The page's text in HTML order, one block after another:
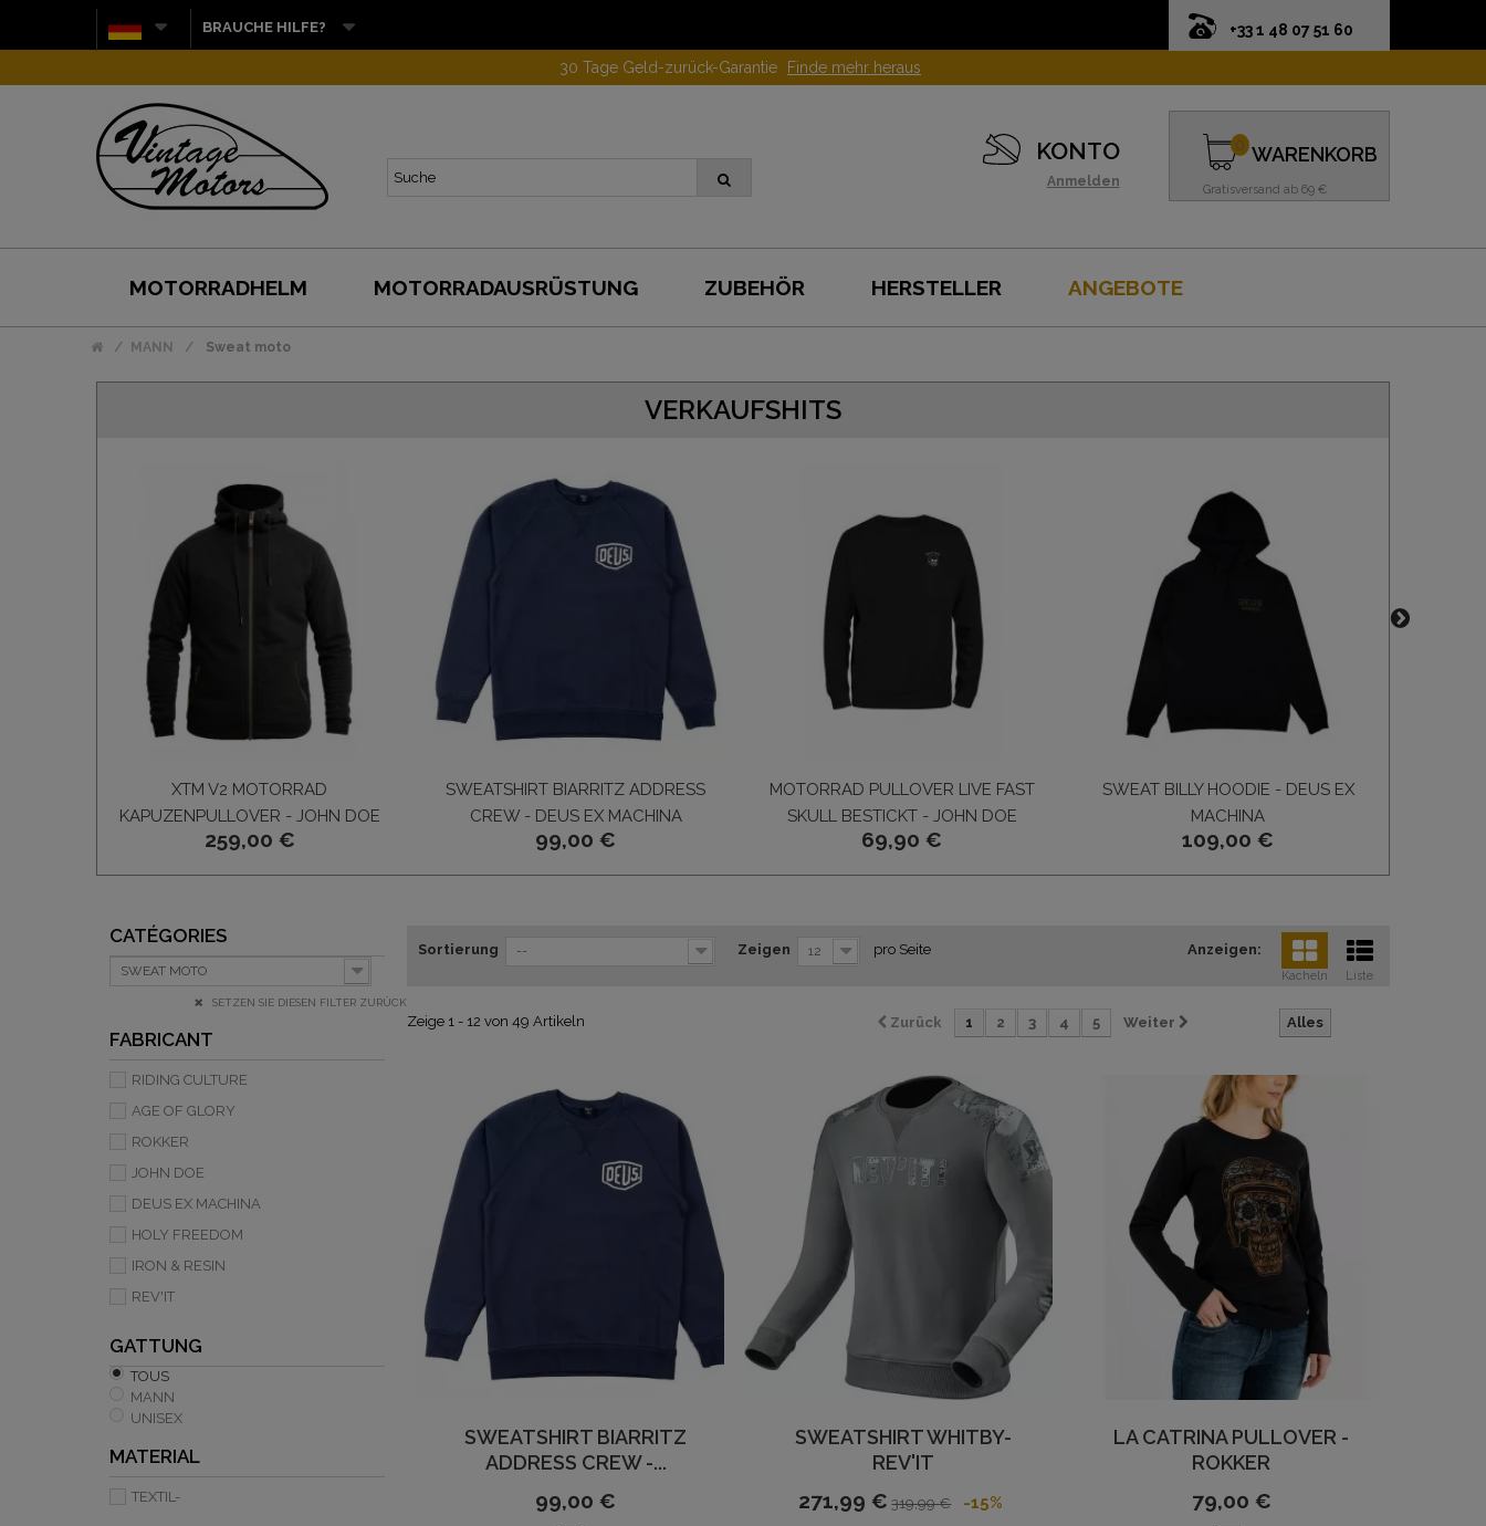
+33 1 48 07 51 60
BRAUCHE HILFE?
Gewinnen Sie 10 Euros, einen Vertrauten fördernd! Um mehr zu wissen
KONTO
Anmelden
WARENKORB
Gratisversand ab 69 €
0
MOTORRADHELM MOTORRADAUSRÜSTUNG ZUBEHÖR HERSTELLER ANGEBOTE
MANN Sweat moto
VERKAUFSHITS
XTM V2 MOTORRAD
KAPUZENPULLOVER - JOHN DOE
259,00 €
SWEATSHIRT BIARRITZ ADDRESS
CREW - DEUS EX MACHINA
99,00 €
MOTORRAD PULLOVER LIVE FAST
SKULL BESTICKT - JOHN DOE
69,90 €
SWEAT BILLY HOODIE - DEUS EX
MACHINA
109,00 €
CATÉGORIES
SWEAT MOTO
SETZEN SIE DIESEN FILTER ZURÜCK
FABRICANT
RIDING CULTURE
AGE OF GLORY
ROKKER
JOHN DOE
DEUS EX MACHINA
HOLY FREEDOM
IRON & RESIN
REV'IT
GATTUNG
TOUS
MANN
UNISEX
MATERIAL
TEXTIL-
Anzeigen:
Kacheln Liste
Sortierung -- Zeigen 12 pro Seite
Alles
Zurück 1 2 3 4 5 Weiter
Zeige 1 - 12 von 49 Artikeln
SWEATSHIRT BIARRITZ
ADDRESS CREW -...
99,00 €
SWEATSHIRT WHITBY-
REV'IT
271,99 € 319,99 € -15%
LA CATRINA PULLOVER -
ROKKER
79,00 €